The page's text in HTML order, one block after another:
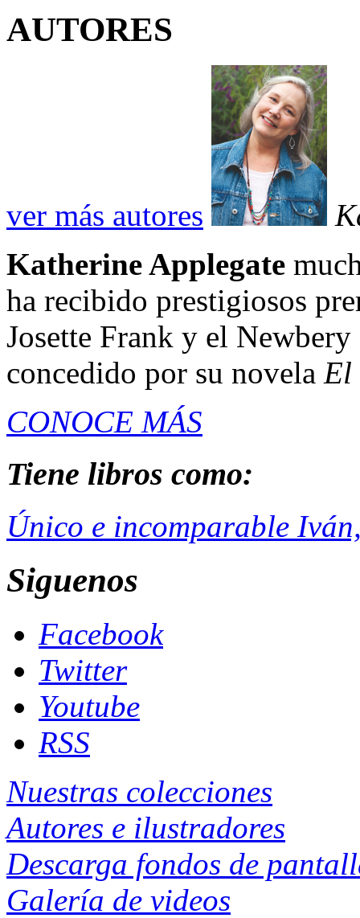
AUTORES
ver más autores
Katherine Applegate
ha recibido prestigiosos
Josette Frank y el
concedido por su novela El
CONOCE MÁS
Tiene libros como:
Único e incomparable
Siguenos
Facebook
Twitter
Youtube
RSS
Nuestras colecciones
Autores e ilustradores
Descarga fondos de
Galería de videos